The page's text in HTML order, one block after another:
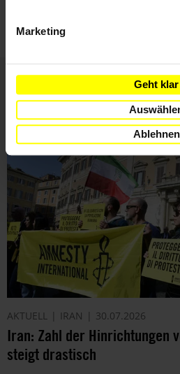
Marketing
Geht klar
Ablehnen
Weitere Artikel
AKTUELL IRAN 30.07.2026
Iran: Zahl der Hinrichtungen
steigt drastisch